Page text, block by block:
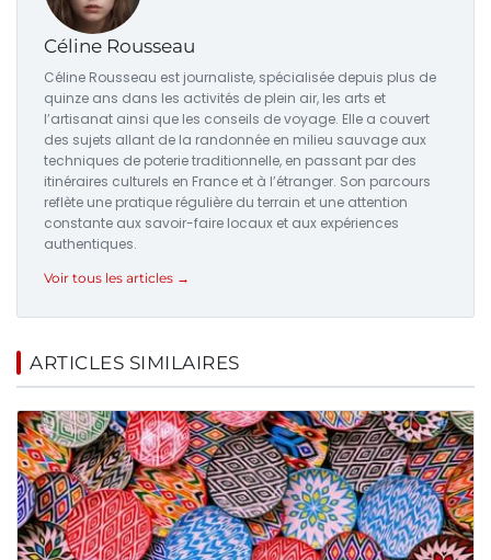
Céline Rousseau
Céline Rousseau est journaliste, spécialisée depuis plus de
quinze ans dans les activités de plein air, les arts et
l’artisanat ainsi que les conseils de voyage. Elle a couvert
des sujets allant de la randonnée en milieu sauvage aux
techniques de poterie traditionnelle, en passant par des
itinéraires culturels en France et à l’étranger. Son parcours
reflète une pratique régulière du terrain et une attention
constante aux savoir-faire locaux et aux expériences
authentiques.
Voir tous les articles →
ARTICLES SIMILAIRES